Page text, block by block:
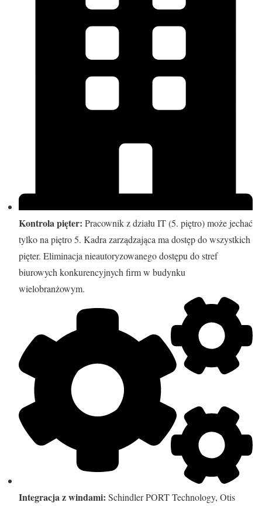
Kontrola pięter: Pracownik z działu IT (5. piętro) może jechać
tylko na piętro 5. Kadra zarządzająca ma dostęp do wszystkich
pięter. Eliminacja nieautoryzowanego dostępu do stref
biurowych konkurencyjnych firm w budynku
wielobranżowym.
Integracja z windami: Schindler PORT Technology, Otis